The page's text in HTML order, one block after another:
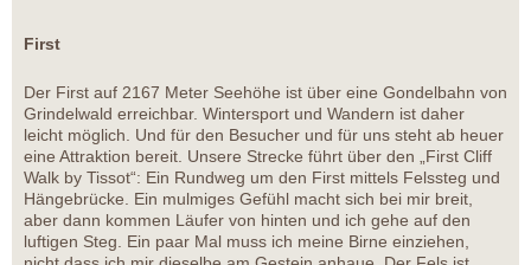
First
Der First auf 2167 Meter Seehöhe ist über eine Gondelbahn von
Grindelwald erreichbar. Wintersport und Wandern ist daher
leicht möglich. Und für den Besucher und für uns steht ab heuer
eine Attraktion bereit. Unsere Strecke führt über den „First Cliff
Walk by Tissot“: Ein Rundweg um den First mittels Felssteg und
Hängebrücke. Ein mulmiges Gefühl macht sich bei mir breit,
aber dann kommen Läufer von hinten und ich gehe auf den
luftigen Steg. Ein paar Mal muss ich meine Birne einziehen,